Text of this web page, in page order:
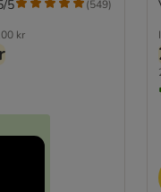
kr
5 (549)